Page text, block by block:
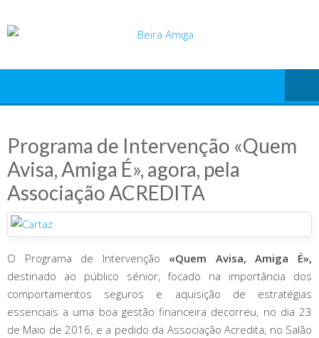
to
Programa de Intervenção «Quem
Avisa, Amiga É», agora, pela
Associação ACREDITA
O Programa de Intervenção «Quem Avisa, Amiga É»,
destinado ao público sénior, focado na importância dos
comportamentos seguros e aquisição de estratégias
essenciais a uma boa gestão financeira decorreu, no dia 23
de Maio de 2016, e a pedido da Associação Acredita, no Salão